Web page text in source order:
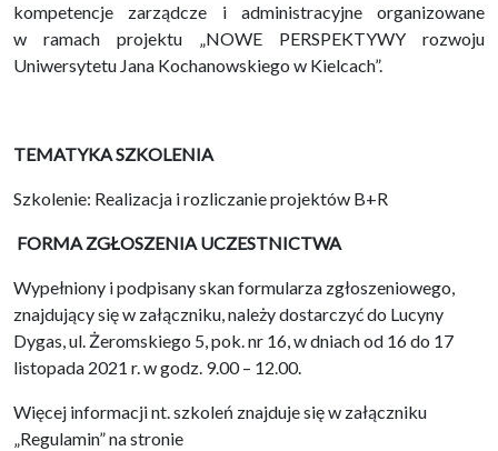
kompetencje zarządcze i administracyjne organizowane
w ramach projektu „NOWE PERSPEKTYWY rozwoju
Uniwersytetu Jana Kochanowskiego w Kielcach”.
TEMATYKA SZKOLENIA
Szkolenie: Realizacja i rozliczanie projektów B+R
FORMA ZGŁOSZENIA UCZESTNICTWA
Wypełniony i podpisany skan formularza zgłoszeniowego,
znajdujący się w załączniku, należy dostarczyć do Lucyny
Dygas, ul. Żeromskiego 5, pok. nr 16, w dniach od 16 do 17
listopada 2021 r. w godz. 9.00 – 12.00.
Więcej informacji nt. szkoleń znajduje się w załączniku
„Regulamin” na stronie